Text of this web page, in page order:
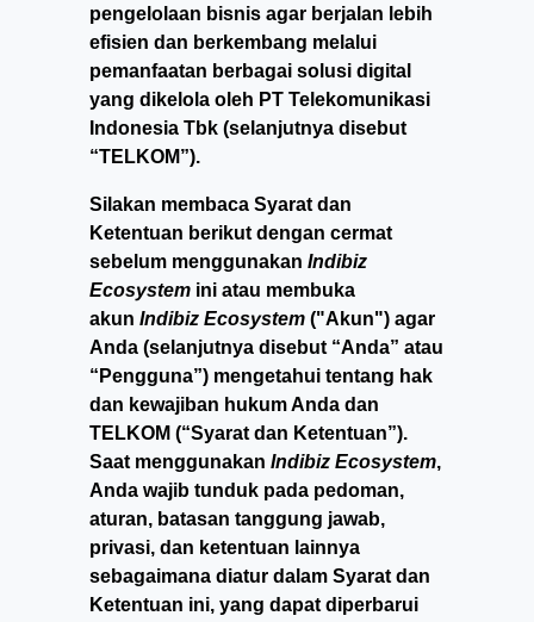
pengelolaan bisnis agar berjalan lebih
efisien dan berkembang melalui
pemanfaatan berbagai solusi digital
yang dikelola oleh PT Telekomunikasi
Indonesia Tbk (selanjutnya disebut
“TELKOM”).
Silakan membaca Syarat dan
Ketentuan berikut dengan cermat
sebelum menggunakan Indibiz
Ecosystem ini atau membuka
akun Indibiz Ecosystem ("Akun") agar
Anda (selanjutnya disebut “Anda” atau
“Pengguna”) mengetahui tentang hak
dan kewajiban hukum Anda dan
TELKOM (“Syarat dan Ketentuan”).
Saat menggunakan Indibiz Ecosystem,
Anda wajib tunduk pada pedoman,
aturan, batasan tanggung jawab,
privasi, dan ketentuan lainnya
sebagaimana diatur dalam Syarat dan
Ketentuan ini, yang dapat diperbarui